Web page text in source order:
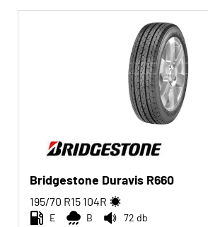
Bridgestone Duravis R660
195/70 R15 104R
E B 72 db